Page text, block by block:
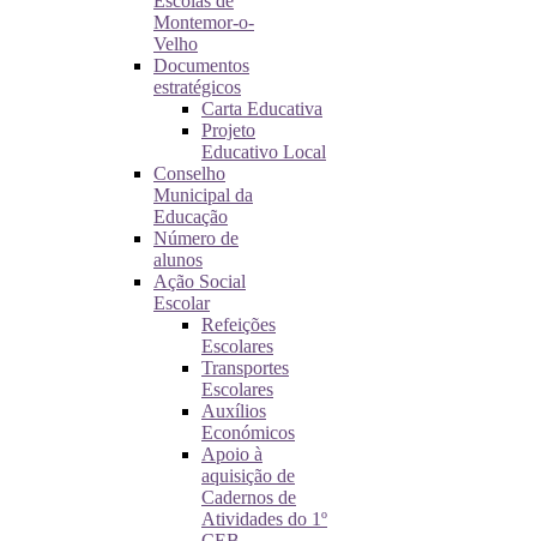
Montemor-o-
Velho
Documentos
estratégicos
Carta Educativa
Projeto
Educativo Local
Conselho
Municipal da
Educação
Número de
alunos
Ação Social
Escolar
Refeições
Escolares
Transportes
Escolares
Auxílios
Económicos
Apoio à
aquisição de
Cadernos de
Atividades do 1º